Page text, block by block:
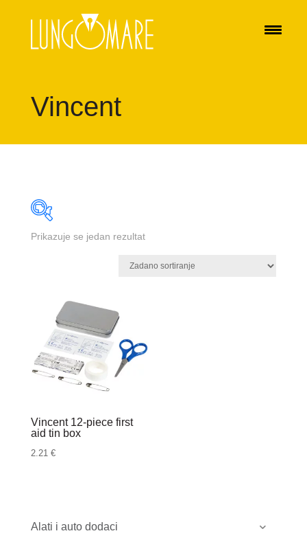
Vincent
Alati i auto dodaci
Prikazuje se jedan rezultat
Vincent 12-piece first
aid tin box
2.21 €